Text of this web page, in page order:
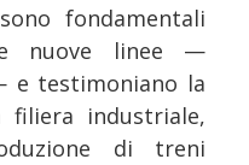
fondamentali
nuove linee —
e testimoniano la
industriale,
di treni